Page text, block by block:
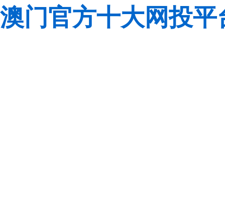
澳门官方十大网投平